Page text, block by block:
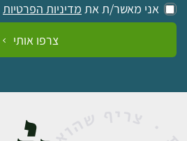
אני מאשר/ת את מדיניות הפרטיות
צרפו אותי